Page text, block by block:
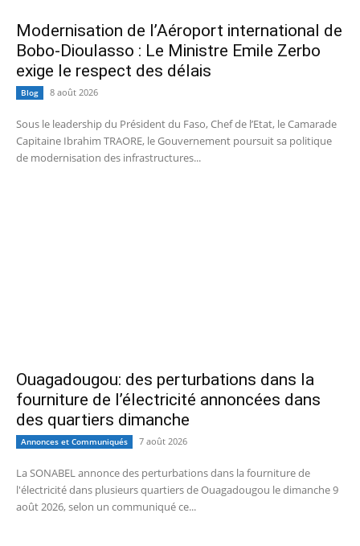
Modernisation de l’Aéroport international de
Bobo-Dioulasso : Le Ministre Emile Zerbo
exige le respect des délais
Blog 8 août 2026
Sous le leadership du Président du Faso, Chef de l’Etat, le Camarade
Capitaine Ibrahim TRAORE, le Gouvernement poursuit sa politique
de modernisation des infrastructures...
Ouagadougou: des perturbations dans la
fourniture de l’électricité annoncées dans
des quartiers dimanche
Annonces et Communiqués 7 août 2026
La SONABEL annonce des perturbations dans la fourniture de
l'électricité dans plusieurs quartiers de Ouagadougou le dimanche 9
août 2026, selon un communiqué ce...